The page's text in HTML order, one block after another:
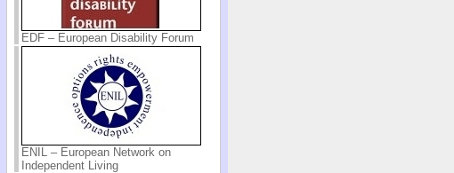
EDF – European Disability Forum
ENIL – European Network on
Independent Living